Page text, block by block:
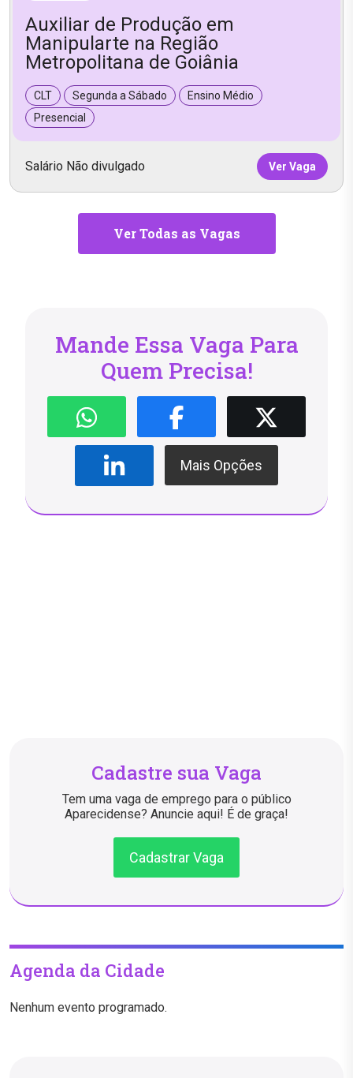
Auxiliar de Produção em
Manipularte na Região
Metropolitana de Goiânia
CLT Segunda a Sábado
Ensino Médio
Presencial
Salário Não divulgado Ver Vaga
Ver Todas as Vagas
Mande Essa Vaga Para
Quem Precisa!
Mais Opções
Cadastre sua Vaga
Tem uma vaga de emprego para o público
Aparecidense? Anuncie aqui! É de graça!
Cadastrar Vaga
Agenda da Cidade
Nenhum evento programado.